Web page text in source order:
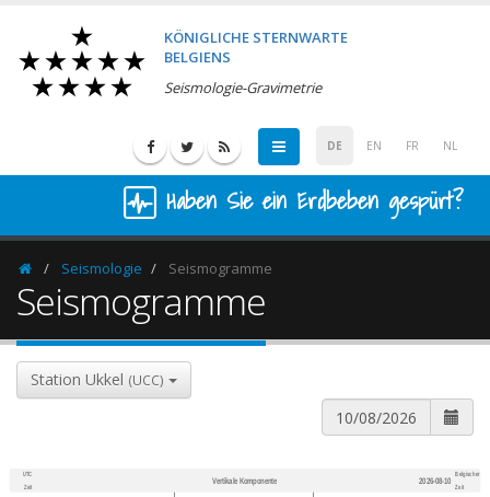
KÖNIGLICHE STERNWARTE
BELGIENS
Seismologie-Gravimetrie
DE EN FR NL
Haben Sie ein Erdbeben gespürt?
HomepageSeismologie Seismogramme
Seismogramme
Station Ukkel (UCC)
UTC
Zeit
Vertikale Komponente 2026-08-10
Belgischer
Zeit